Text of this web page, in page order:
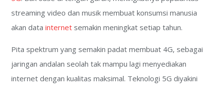
streaming video dan musik membuat konsumsi manusia
akan data internetsemakin meningkat setiap tahun.
Pita spektrum yang semakin padat membuat 4G, sebagai
jaringan andalan seolah tak mampu lagi menyediakan
internet dengan kualitas maksimal. Teknologi 5G diyakini